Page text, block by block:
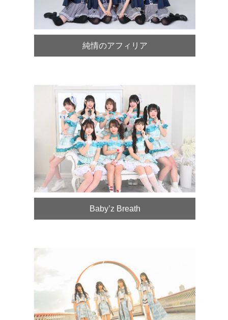
純情のアフィリア
Baby’z Breath